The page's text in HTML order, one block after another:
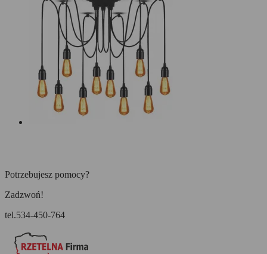
Potrzebujesz pomocy?
Zadzwoń!
tel.534-450-764